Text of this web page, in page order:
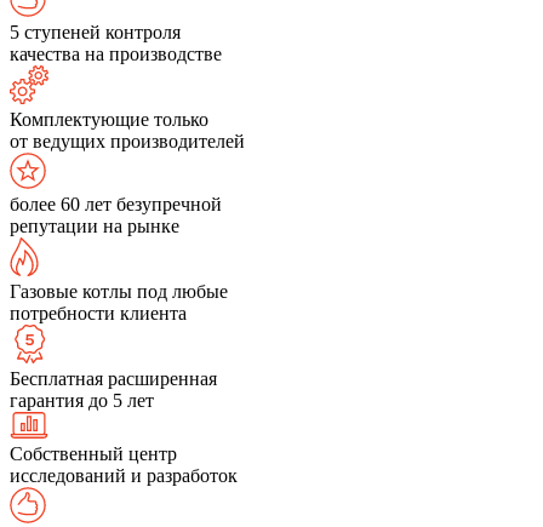
5 ступеней контроля
качества на производстве
Комплектующие только
от ведущих производителей
более 60 лет безупречной
репутации на рынке
Газовые котлы под любые
потребности клиента
Бесплатная расширенная
гарантия до 5 лет
Собственный центр
исследований и разработок